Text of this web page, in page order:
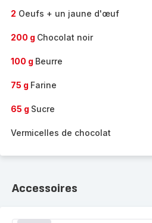
2 Oeufs + un jaune d'œuf
200 g Chocolat noir
100 g Beurre
75 g Farine
65 g Sucre
Vermicelles de chocolat
Accessoires